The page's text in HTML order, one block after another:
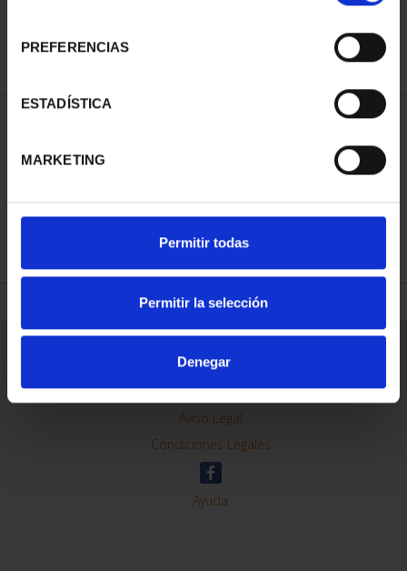
PREFERENCIAS
ESTADÍSTICA
MARKETING
Permitir todas
Permitir la selección
Denegar
REFINAR
Contacto
Preguntas Frequentes (FAQs)
Aviso Legal
Condiciones Legales
Ayuda